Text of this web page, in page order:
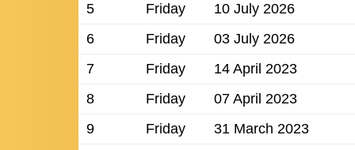
5
Friday
10 July 2026
6
Friday
03 July 2026
7
Friday
14 April 2023
8
Friday
07 April 2023
9
Friday
31 March 2023